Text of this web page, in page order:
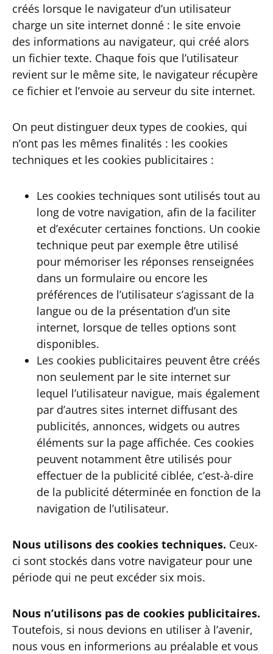
créés lorsque le navigateur d’un utilisateur
charge un site internet donné : le site envoie
des informations au navigateur, qui créé alors
un fichier texte. Chaque fois que l’utilisateur
revient sur le même site, le navigateur récupère
ce fichier et l’envoie au serveur du site internet.
On peut distinguer deux types de cookies, qui
n’ont pas les mêmes finalités : les cookies
techniques et les cookies publicitaires :
Les cookies techniques sont utilisés tout au
long de votre navigation, afin de la faciliter
et d’exécuter certaines fonctions. Un cookie
technique peut par exemple être utilisé
pour mémoriser les réponses renseignées
dans un formulaire ou encore les
préférences de l’utilisateur s’agissant de la
langue ou de la présentation d’un site
internet, lorsque de telles options sont
disponibles.
Les cookies publicitaires peuvent être créés
non seulement par le site internet sur
lequel l’utilisateur navigue, mais également
par d’autres sites internet diffusant des
publicités, annonces, widgets ou autres
éléments sur la page affichée. Ces cookies
peuvent notamment être utilisés pour
effectuer de la publicité ciblée, c’est-à-dire
de la publicité déterminée en fonction de la
navigation de l’utilisateur.
Nous utilisons des cookies techniques. Ceux-
ci sont stockés dans votre navigateur pour une
période qui ne peut excéder six mois.
Nous n’utilisons pas de cookies publicitaires.
Toutefois, si nous devions en utiliser à l’avenir,
nous vous en informerions au préalable et vous